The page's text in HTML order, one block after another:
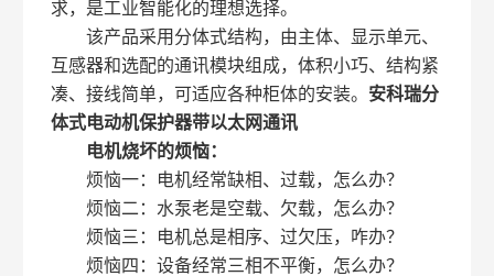
求，是工业智能化的理想选择。
该产品采用分体式结构，由主体、显示单元、
互感器和选配的通讯模块组成，体积小巧、结构紧
凑、接线简单，可适应各种柜体的安装。 安科瑞分
体式电动机保护器带以太网通讯
电机烧坏的烦恼：
烦恼一：电机经常缺相、过载，怎么办？
烦恼二：水泵老是空载、欠载，怎么办？
烦恼三：电机总是相序、过欠压，咋办？
烦恼四：设备经常三相不平衡，怎么办？